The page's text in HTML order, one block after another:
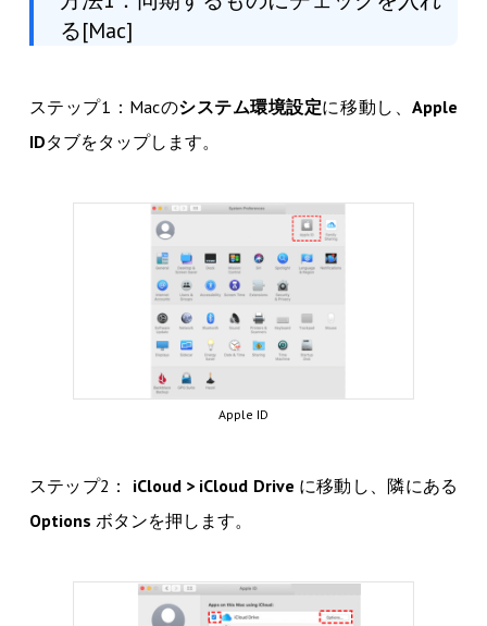
る[Mac]
ステップ1：Macのシステム環境設定に移動し、Apple
IDタブをタップします。
Apple ID
ステップ2： iCloud > iCloud Drive に移動し、隣にある
Options ボタンを押します。